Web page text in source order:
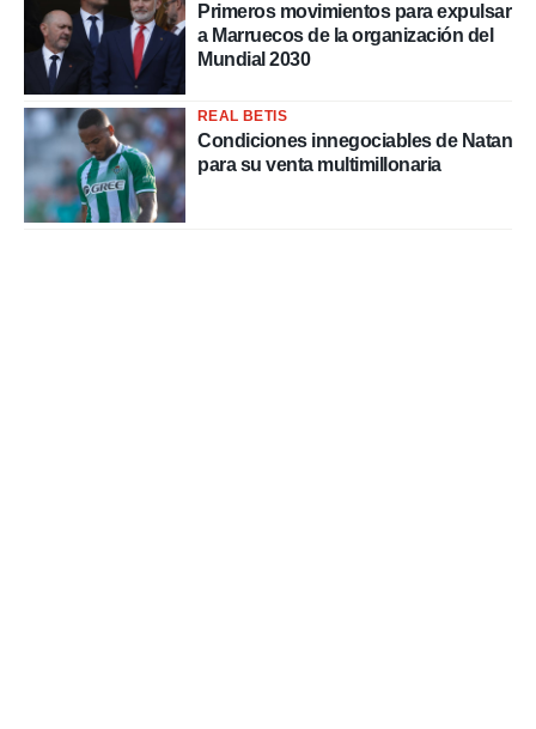
Primeros movimientos para expulsar
a Marruecos de la organización del
Mundial 2030
REAL BETIS
Condiciones innegociables de Natan
para su venta multimillonaria